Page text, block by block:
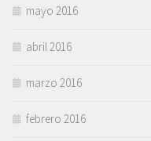
mayo 2016
abril 2016
marzo 2016
febrero 2016